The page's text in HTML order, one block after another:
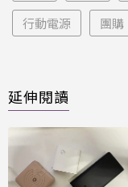
行動電源 團購
延伸閱讀